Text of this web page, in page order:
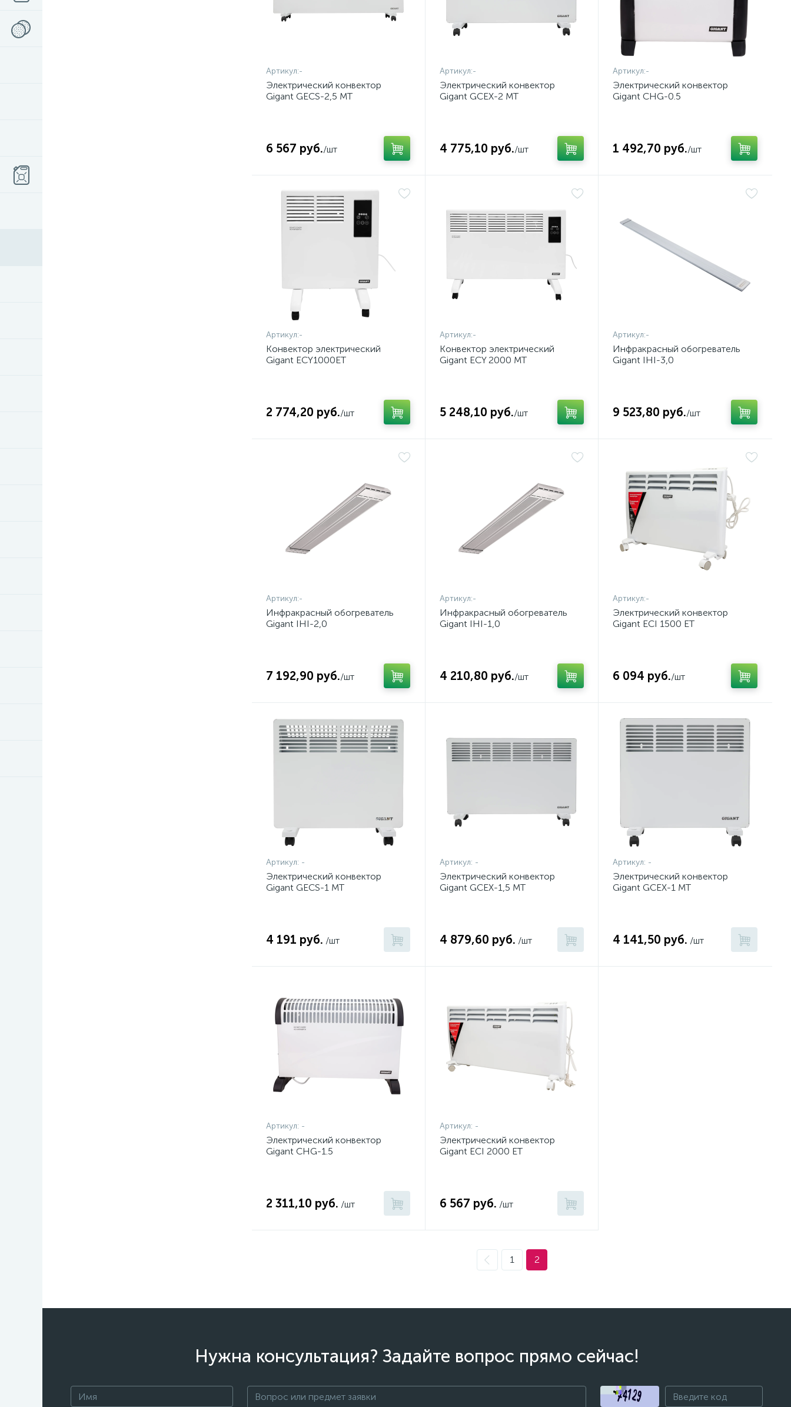
Артикул:-
Электрический конвектор
Gigant GECS-2,5 MT
6 567 руб./шт
Артикул:-
Электрический конвектор
Gigant GCEX-2 MT
4 775,10 руб./шт
Артикул:-
Электрический конвектор
Gigant CHG-0.5
1 492,70 руб./шт
Артикул:-
Конвектор электрический
Gigant ECY1000ET
2 774,20 руб./шт
Артикул:-
Конвектор электрический
Gigant ECY 2000 MT
5 248,10 руб./шт
Артикул:-
Инфракрасный обогреватель
Gigant IHI-3,0
9 523,80 руб./шт
Артикул:-
Инфракрасный обогреватель
Gigant IHI-2,0
7 192,90 руб./шт
Артикул:-
Инфракрасный обогреватель
Gigant IHI-1,0
4 210,80 руб./шт
Артикул:-
Электрический конвектор
Gigant ECI 1500 ET
6 094 руб./шт
Артикул: -
Электрический конвектор
Gigant GECS-1 MT
4 191 руб. /шт
Артикул: -
Электрический конвектор
Gigant GCEX-1,5 MT
4 879,60 руб. /шт
Артикул: -
Электрический конвектор
Gigant GCEX-1 MT
4 141,50 руб. /шт
Артикул: -
Электрический конвектор
Gigant CHG-1.5
2 311,10 руб. /шт
Артикул: -
Электрический конвектор
Gigant ECI 2000 ET
6 567 руб. /шт
1 2
Нужна консультация? Задайте вопрос прямо сейчас!